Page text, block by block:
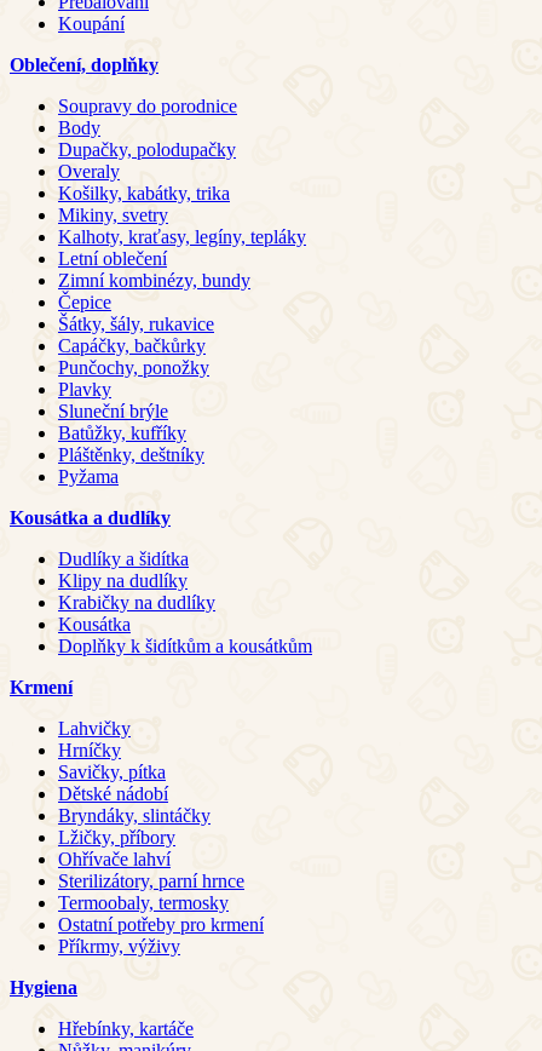
Koupání
Oblečení, doplňky
Soupravy do porodnice
Body
Dupačky, polodupačky
Overaly
Košilky, kabátky, trika
Mikiny, svetry
Kalhoty, kraťasy, legíny, tepláky
Letní oblečení
Zimní kombinézy, bundy
Čepice
Šátky, šály, rukavice
Capáčky, bačkůrky
Punčochy, ponožky
Plavky
Sluneční brýle
Batůžky, kufříky
Pláštěnky, deštníky
Pyžama
Kousátka a dudlíky
Dudlíky a šidítka
Klipy na dudlíky
Krabičky na dudlíky
Kousátka
Doplňky k šidítkům a kousátkům
Krmení
Lahvičky
Hrníčky
Savičky, pítka
Dětské nádobí
Bryndáky, slintáčky
Lžičky, příbory
Ohřívače lahví
Sterilizátory, parní hrnce
Termoobaly, termosky
Ostatní potřeby pro krmení
Příkrmy, výživy
Hygiena
Hřebínky, kartáče